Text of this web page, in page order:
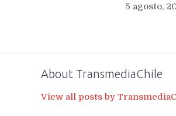
5 agosto,
About TransmediaChile
View all posts by